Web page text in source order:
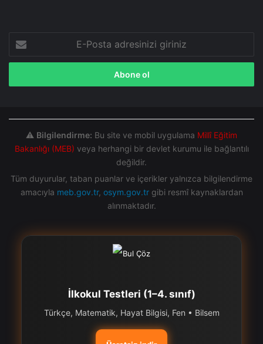
E-
Posta
adresinizi
⚠️ Bilgilendirme: Bu site ve mobil uygulama Millî Eğitim
Bakanlığı (MEB) veya herhangi bir devlet kurumu ile bağlantılı
değildir.
Tüm duyurular, taban puanlar ve içerikler yalnızca bilgilendirme
amacıyla meb.gov.tr, osym.gov.trgibi resmî kaynaklardan
alınmaktadır.
İlkokul Testleri (1–4. sınıf)
Türkçe, Matematik, Hayat Bilgisi, Fen • Bilsem